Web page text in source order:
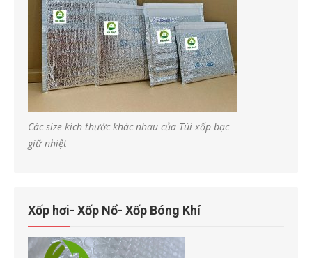
Các size kích thước khác nhau của Túi xốp bạc
giữ nhiệt
Xốp hơi- Xốp Nổ- Xốp Bóng Khí